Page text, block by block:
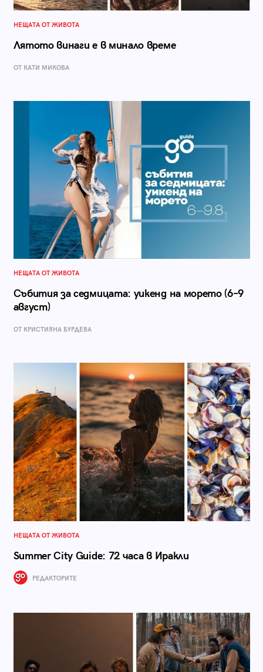
НЕЩАТА ОТ ЖИВОТА
Лятото винаги е в минало време
ОТ КАТИ МИКОВА
НЕЩАТА ОТ ЖИВОТА
Събития за седмицата: уикенд на морето (6–9
август)
ОТ КРИСТИЯНА БУРДЕВА
НЕЩАТА ОТ ЖИВОТА
Summer City Guide: 72 часа в Иракли
РЕДАКТОРИТЕ